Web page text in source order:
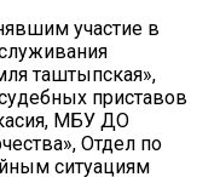
участие в
таштыпская»,
приставов
МБУ ДО
Отдел по
ситуациям